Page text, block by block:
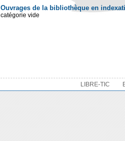
Ouvrages de la bibliothèque en
catégorie vide
LIBRE-TIC